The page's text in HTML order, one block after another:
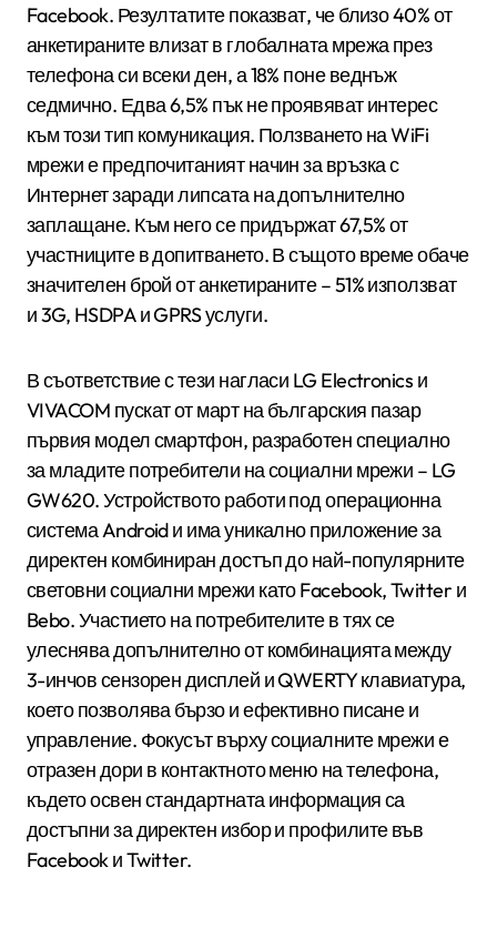
Facebook. Резултатите показват, че близо 40% от
анкетираните влизат в глобалната мрежа през
телефона си всеки ден, а 18% поне веднъж
седмично. Едва 6,5% пък не проявяват интерес
към този тип комуникация. Ползването на WiFi
мрежи е предпочитаният начин за връзка с
Интернет заради липсата на допълнително
заплащане. Към него се придържат 67,5% от
участниците в допитването. В същото време обаче
значителен брой от анкетираните – 51% използват
и 3G, HSDPA и GPRS услуги.
В съответствие с тези нагласи LG Electronics и
VIVACOM пускат от март на българския пазар
първия модел смартфон, разработен специално
за младите потребители на социални мрежи – LG
GW620. Устройството работи под операционна
система Android и има уникално приложение за
директен комбиниран достъп до най-популярните
световни социални мрежи като Facebook, Twitter и
Bebo. Участието на потребителите в тях се
улеснява допълнително от комбинацията между
3-инчов сензорен дисплей и QWERTY клавиатура,
което позволява бързо и ефективно писане и
управление. Фокусът върху социалните мрежи е
отразен дори в контактното меню на телефона,
където освен стандартната информация са
достъпни за директен избор и профилите във
Facebook и Twitter.